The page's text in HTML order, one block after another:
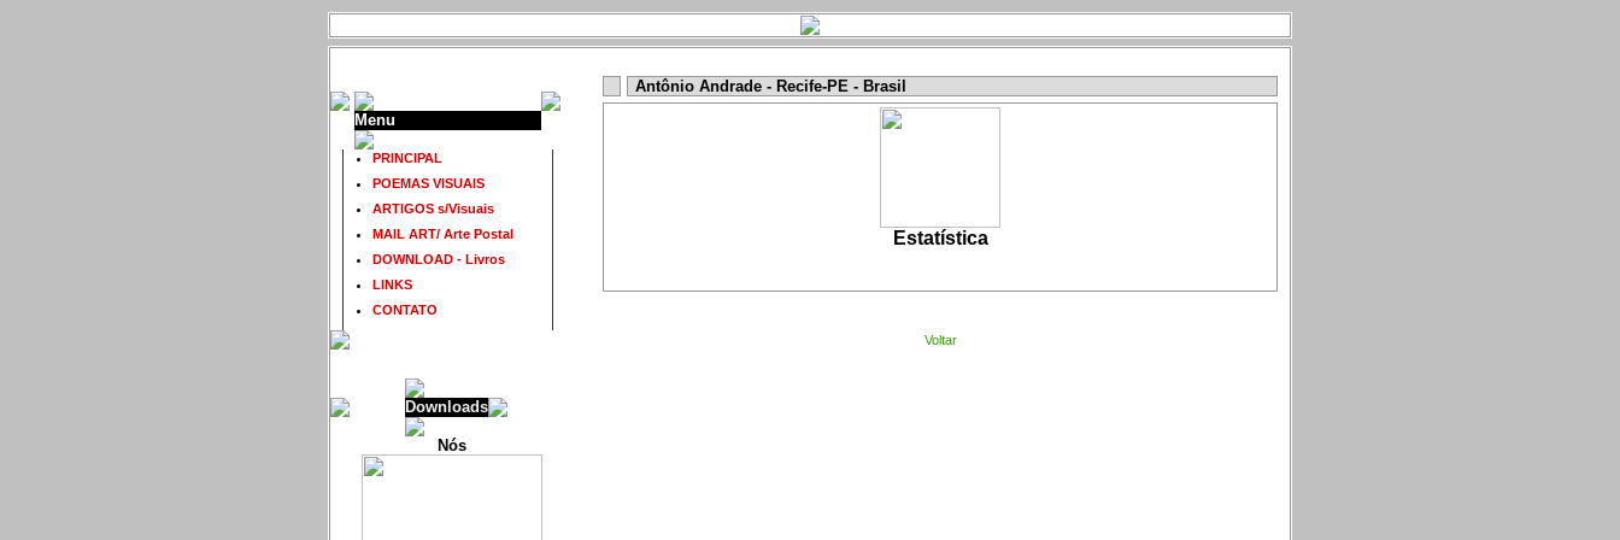
Menu
PRINCIPAL
POEMAS VISUAIS
ARTIGOS s/Visuais
MAIL ART/ Arte Postal
DOWNLOAD - Livros
LINKS
CONTATO
Downloads
Nós
Antônio Andrade - Recife-PE - Brasil
Estatística
Voltar